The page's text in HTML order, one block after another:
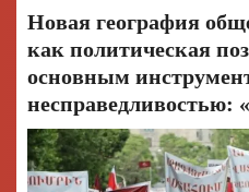
Новая география
как политическая
основным
несправедливостью: